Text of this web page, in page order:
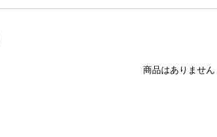
商品はありません